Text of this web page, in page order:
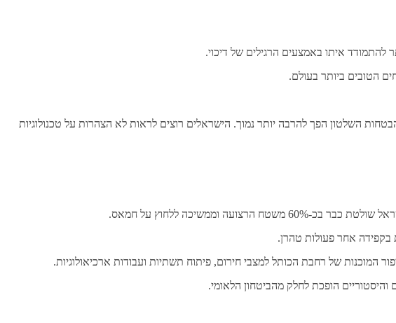
איתו באמצעים הרגילים של דיכוי.
הטובים ביותר בעולם.
חשוב לא המחווה הפוליטית עצמה, אלא התוצאה. לאחר 7 באוקטובר האמון בהבטחות השלטון הפך להרבה יותר נמוך. הישראלים רוצים לראות לא הצהרות על טכנולוגיות
וממשיכה ללחוץ על חמאס.
בקפידה אחר פעולות טהרן.
הופכת לחלק מהביטחון הלאומי.